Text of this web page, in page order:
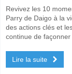
Revivez les 10
Parry de Daigo à la
des actions clés et
continue de façonner
Lire la suite